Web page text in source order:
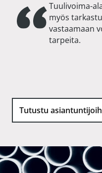
Tuulivoima-
myös
vastaamaan
tarpeita.
Tutustu